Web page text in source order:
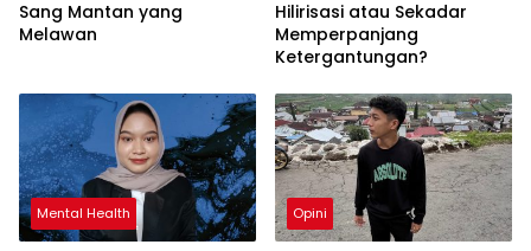
Sang Mantan yang
Melawan
Hilirisasi atau Sekadar
Memperpanjang
Ketergantungan?
Mental Health Opini